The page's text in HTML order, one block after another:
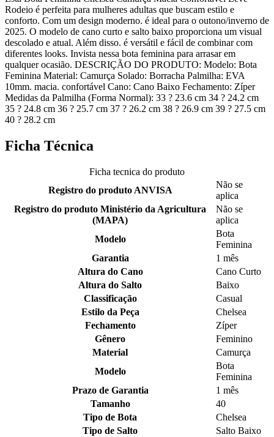
Rodeio é perfeita para mulheres adultas que buscam estilo e
conforto. Com um design moderno. é ideal para o outono/inverno de
2025. O modelo de cano curto e salto baixo proporciona um visual
descolado e atual. Além disso. é versátil e fácil de combinar com
diferentes looks. Invista nessa bota feminina para arrasar em
qualquer ocasião. DESCRIÇÃO DO PRODUTO: Modelo: Bota
Feminina Material: Camurça Solado: Borracha Palmilha: EVA
10mm. macia. confortável Cano: Cano Baixo Fechamento: Zíper
Medidas da Palmilha (Forma Normal): 33 ? 23.6 cm 34 ? 24.2 cm
35 ? 24.8 cm 36 ? 25.7 cm 37 ? 26.2 cm 38 ? 26.9 cm 39 ? 27.5 cm
40 ? 28.2 cm
Ficha Técnica
Ficha tecnica do produto
Registro do produto ANVISA
Não se
aplica
Registro do produto Ministério da Agricultura
(MAPA)
Não se
aplica
Modelo
Bota
Feminina
Garantia
1 mês
Altura do Cano
Cano Curto
Altura do Salto
Baixo
Classificação
Casual
Estilo da Peça
Chelsea
Fechamento
Zíper
Gênero
Feminino
Material
Camurça
Modelo
Bota
Feminina
Prazo de Garantia
1 mês
Tamanho
40
Tipo de Bota
Chelsea
Tipo de Salto
Salto Baixo